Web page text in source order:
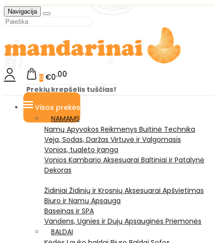
Navigacija
0 €0 00
Prekių krepšelis tuščias!
Visos prekės
NAMAMS
Namų Apyvokos Reikmenys Buitinė Technika
Veja, Sodas, Daržas Virtuvė ir Valgomasis
Vonios, tualeto įranga
Vonios Kambario Aksesuarai Baltiniai ir Patalynė
Dekoras
Židiniai Židinių ir Krosnių Aksesuarai Apšvietimas
Biuro ir Namų Apsauga
Baseinas ir SPA
Vandens, Ugnies ir Dujų Apsauginės Priemonės
BALDAI